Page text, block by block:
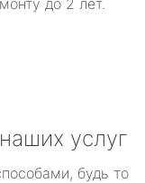
до 2 лет.
услуг
будь то